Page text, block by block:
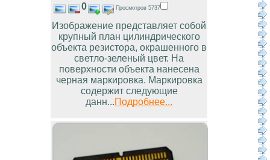
0 Просмотров 5737
Изображение представляет собой
крупный план цилиндрического
объекта резистора, окрашенного в
светло-зеленый цвет. На
поверхности объекта нанесена
черная маркировка. Маркировка
содержит следующие
данн...Подробнее...